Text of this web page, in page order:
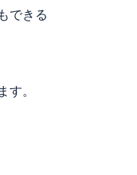
できる
す。